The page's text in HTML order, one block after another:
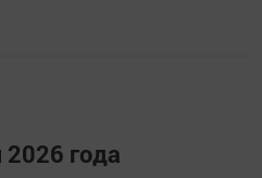
2026 года